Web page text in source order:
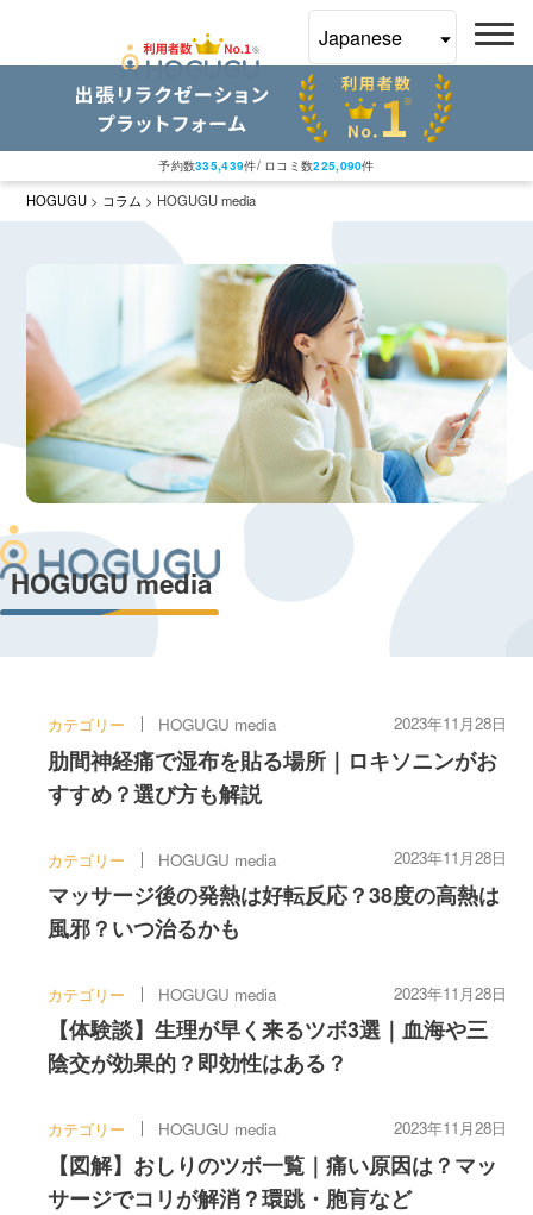
予約数335,439件/ ロコミ数225,090件
HOGUGU > コラム > HOGUGU media
HOGUGU media
カテゴリー HOGUGU media 2023年11月28日
肋間神経痛で湿布を貼る場所｜ロキソニンがお
すすめ？選び方も解説
カテゴリー HOGUGU media 2023年11月28日
マッサージ後の発熱は好転反応？38度の高熱は
風邪？いつ治るかも
カテゴリー HOGUGU media 2023年11月28日
【体験談】生理が早く来るツボ3選｜血海や三
陰交が効果的？即効性はある？
カテゴリー HOGUGU media 2023年11月28日
【図解】おしりのツボ一覧｜痛い原因は？マッ
サージでコリが解消？環跳・胞肓など